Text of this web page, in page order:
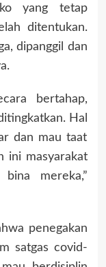
yang tetap
ditentukan.
dipanggil dan
bertahap,
Hal
dan mau taat
ini masyarakat
mereka,”
penegakan
satgas covid-